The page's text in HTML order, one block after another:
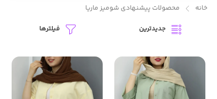
خانه
محصولات پیشنهادی شومیز ماریا
جدیدترین
فیلترها